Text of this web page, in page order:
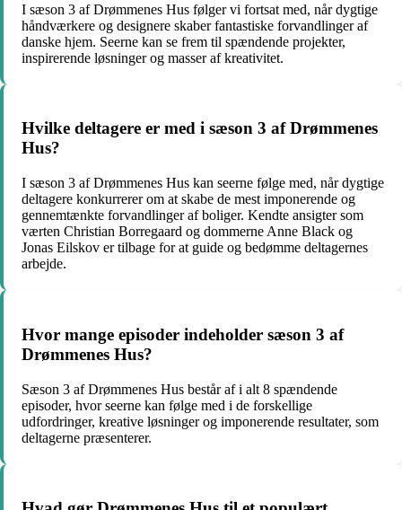
I sæson 3 af Drømmenes Hus følger vi fortsat med, når dygtige
håndværkere og designere skaber fantastiske forvandlinger af
danske hjem. Seerne kan se frem til spændende projekter,
inspirerende løsninger og masser af kreativitet.
Hvilke deltagere er med i sæson 3 af Drømmenes
Hus?
I sæson 3 af Drømmenes Hus kan seerne følge med, når dygtige
deltagere konkurrerer om at skabe de mest imponerende og
gennemtænkte forvandlinger af boliger. Kendte ansigter som
værten Christian Borregaard og dommerne Anne Black og
Jonas Eilskov er tilbage for at guide og bedømme deltagernes
arbejde.
Hvor mange episoder indeholder sæson 3 af
Drømmenes Hus?
Sæson 3 af Drømmenes Hus består af i alt 8 spændende
episoder, hvor seerne kan følge med i de forskellige
udfordringer, kreative løsninger og imponerende resultater, som
deltagerne præsenterer.